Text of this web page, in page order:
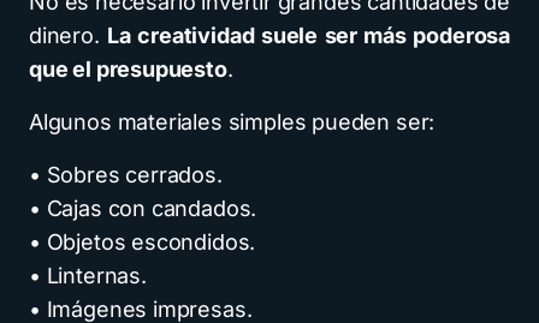
dinero. La creatividad suele ser más poderosa
que el presupuesto.
Algunos materiales simples pueden ser:
• Sobres cerrados.
• Cajas con candados.
• Objetos escondidos.
• Linternas.
• Imágenes impresas.